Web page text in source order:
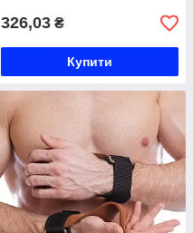
326,03 ₴
Купити